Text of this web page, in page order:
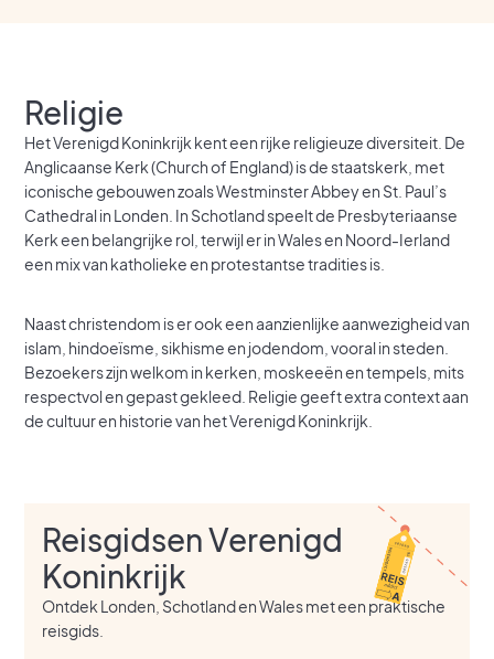
Religie
Het Verenigd Koninkrijk kent een rijke religieuze diversiteit. De
Anglicaanse Kerk (Church of England) is de staatskerk, met
iconische gebouwen zoals Westminster Abbey en St. Paul’s
Cathedral in Londen. In Schotland speelt de Presbyteriaanse
Kerk een belangrijke rol, terwijl er in Wales en Noord-Ierland
een mix van katholieke en protestantse tradities is.
Naast christendom is er ook een aanzienlijke aanwezigheid van
islam, hindoeïsme, sikhisme en jodendom, vooral in steden.
Bezoekers zijn welkom in kerken, moskeeën en tempels, mits
respectvol en gepast gekleed. Religie geeft extra context aan
de cultuur en historie van het Verenigd Koninkrijk.
Reisgidsen Verenigd
Koninkrijk
Ontdek Londen, Schotland en Wales met een praktische
reisgids.